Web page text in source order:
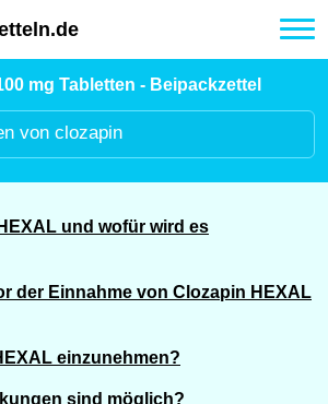
mg Tabletten - Beipackzettel
von clozapin
und wofür wird es
der Einnahme von Clozapin HEXAL
einzunehmen?
sind möglich?